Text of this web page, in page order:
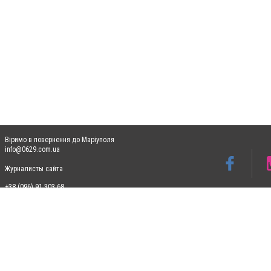
Віримо в повернення до Маріуполя
info@0629.com.ua
Журналисты сайта
+38 (096) 91 303 68